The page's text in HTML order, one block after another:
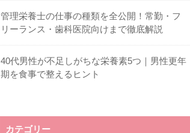
管理栄養士の仕事の種類を全公開！常勤・フ
リーランス・歯科医院向けまで徹底解説
40代男性が不足しがちな栄養素5つ｜男性更年
期を食事で整えるヒント
カテゴリー